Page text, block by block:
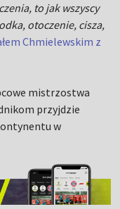
to jak wszyscy
otoczenie, cisza,
Chmielewskim z
mistrzostwa
przyjdzie
w